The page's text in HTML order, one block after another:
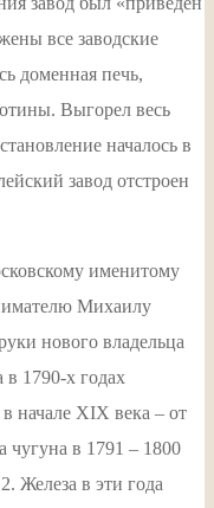
все заводские
доменная печь,
Выгорел весь
началось в
завод отстроен
именитому
Михаилу
нового владельца
в 1790-х годах
начале XIX века – от
чугуна в 1791 – 1800
Железа в эти года